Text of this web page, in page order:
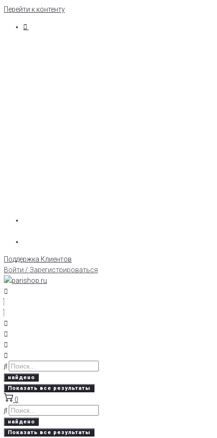
Перейти к контенту
Поддержка Клиентов
Войти / Зарегистрироваться
найдено
Показать все результаты
0
найдено
Показать все результаты